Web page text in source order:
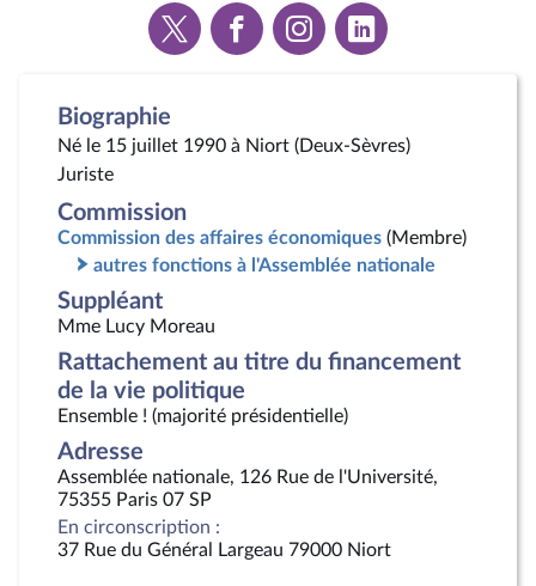
Voir
la
Voir
la
Voir
la
Voir
la
Biographie
Né le 15 juillet 1990 à Niort (Deux-Sèvres)
Juriste
Commission
Commission des affaires économiques (Membre)
autres fonctions à l'Assemblée nationale
Suppléant
Mme Lucy Moreau
Rattachement au titre du financement
de la vie politique
Ensemble ! (majorité présidentielle)
Adresse
Assemblée nationale, 126 Rue de l'Université,
75355 Paris 07 SP
En circonscription :
37 Rue du Général Largeau 79000 Niort